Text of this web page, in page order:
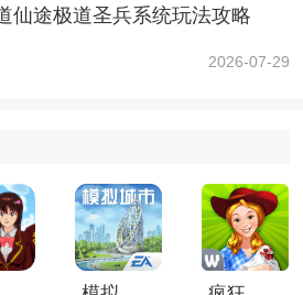
雅西装三件套礼包、冥龙领带、
供玩家搭配出自己心仪的时尚造
仙途极道圣兵系统玩法攻略
2026-07-29